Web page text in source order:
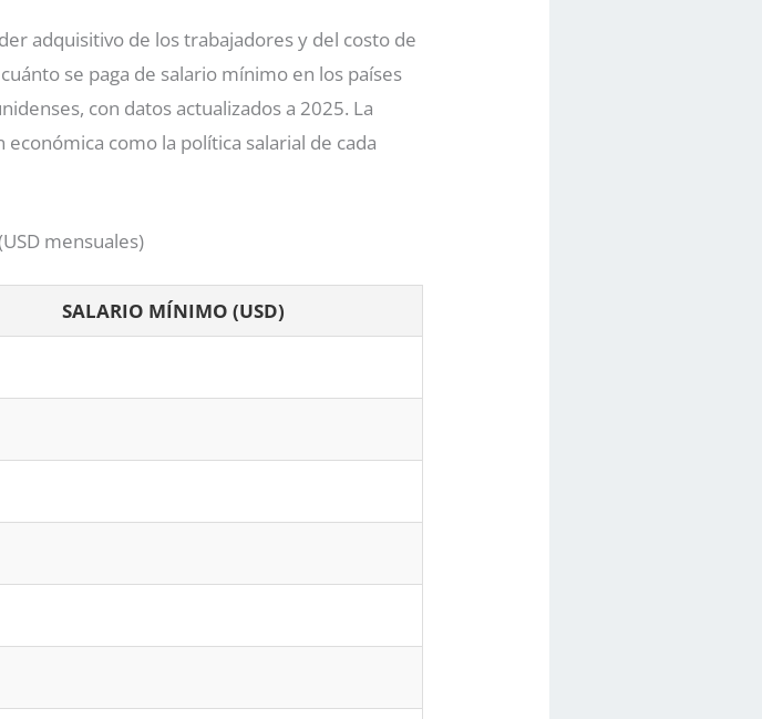
adquisitivo de los trabajadores y del costo de
se paga de salario mínimo en los países
con datos actualizados a 2025. La
como la política salarial de cada
mensuales)
SALARIO MÍNIMO (USD)